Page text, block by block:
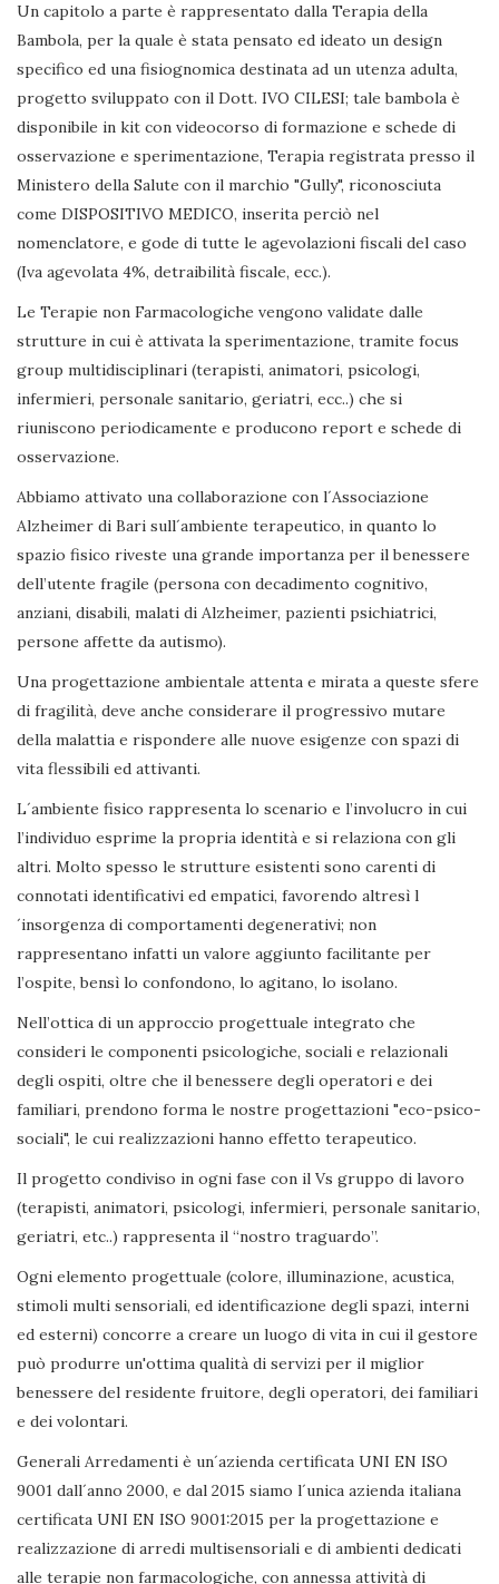
Un capitolo a parte è rappresentato dalla Terapia della
Bambola, per la quale è stata pensato ed ideato un design
specifico ed una fisiognomica destinata ad un utenza adulta,
progetto sviluppato con il Dott. IVO CILESI; tale bambola è
disponibile in kit con videocorso di formazione e schede di
osservazione e sperimentazione, Terapia registrata presso il
Ministero della Salute con il marchio "Gully", riconosciuta
come DISPOSITIVO MEDICO, inserita perciò nel
nomenclatore, e gode di tutte le agevolazioni fiscali del caso
(Iva agevolata 4%, detraibilità fiscale, ecc.).
Le Terapie non Farmacologiche vengono validate dalle
strutture in cui è attivata la sperimentazione, tramite focus
group multidisciplinari (terapisti, animatori, psicologi,
infermieri, personale sanitario, geriatri, ecc..) che si
riuniscono periodicamente e producono report e schede di
osservazione.
Abbiamo attivato una collaborazione con l´Associazione
Alzheimer di Bari sull´ambiente terapeutico, in quanto lo
spazio fisico riveste una grande importanza per il benessere
dell’utente fragile (persona con decadimento cognitivo,
anziani, disabili, malati di Alzheimer, pazienti psichiatrici,
persone affette da autismo).
Una progettazione ambientale attenta e mirata a queste sfere
di fragilità, deve anche considerare il progressivo mutare
della malattia e rispondere alle nuove esigenze con spazi di
vita flessibili ed attivanti.
L´ambiente fisico rappresenta lo scenario e l’involucro in cui
l’individuo esprime la propria identità e si relaziona con gli
altri. Molto spesso le strutture esistenti sono carenti di
connotati identificativi ed empatici, favorendo altresì l
´insorgenza di comportamenti degenerativi; non
rappresentano infatti un valore aggiunto facilitante per
l’ospite, bensì lo confondono, lo agitano, lo isolano.
Nell’ottica di un approccio progettuale integrato che
consideri le componenti psicologiche, sociali e relazionali
degli ospiti, oltre che il benessere degli operatori e dei
familiari, prendono forma le nostre progettazioni "eco-psico-
sociali", le cui realizzazioni hanno effetto terapeutico.
Il progetto condiviso in ogni fase con il Vs gruppo di lavoro
(terapisti, animatori, psicologi, infermieri, personale sanitario,
geriatri, etc..) rappresenta il “nostro traguardo”.
Ogni elemento progettuale (colore, illuminazione, acustica,
stimoli multi sensoriali, ed identificazione degli spazi, interni
ed esterni) concorre a creare un luogo di vita in cui il gestore
può produrre un'ottima qualità di servizi per il miglior
benessere del residente fruitore, degli operatori, dei familiari
e dei volontari.
Generali Arredamenti è un´azienda certificata UNI EN ISO
9001 dall´anno 2000, e dal 2015 siamo l´unica azienda italiana
certificata UNI EN ISO 9001:2015 per la progettazione e
realizzazione di arredi multisensoriali e di ambienti dedicati
alle terapie non farmacologiche, con annessa attività di